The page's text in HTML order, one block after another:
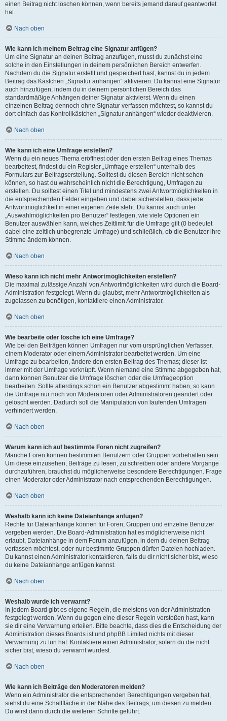
einen Beitrag nicht löschen können, wenn bereits jemand darauf geantwortet
hat.
Nach oben
Wie kann ich meinem Beitrag eine Signatur anfügen?
Um eine Signatur an deinen Beitrag anzufügen, musst du zunächst eine
solche in den Einstellungen in deinem persönlichen Bereich entwerfen.
Nachdem du die Signatur erstellt und gespeichert hast, kannst du in jedem
Beitrag das Kästchen „Signatur anhängen“ aktivieren. Du kannst eine Signatur
auch hinzufügen, indem du in deinem persönlichen Bereich das
standardmäßige Anhängen deiner Signatur aktivierst. Wenn du einen
einzelnen Beitrag dennoch ohne Signatur verfassen möchtest, so kannst du
dort einfach das Kontrollkästchen „Signatur anhängen“ wieder deaktivieren.
Nach oben
Wie kann ich eine Umfrage erstellen?
Wenn du ein neues Thema eröffnest oder den ersten Beitrag eines Themas
bearbeitest, findest du ein Register „Umfrage erstellen“ unterhalb des
Formulars zur Beitragserstellung. Solltest du diesen Bereich nicht sehen
können, so hast du wahrscheinlich nicht die Berechtigung, Umfragen zu
erstellen. Du solltest einen Titel und mindestens zwei Antwortmöglichkeiten in
die entsprechenden Felder eingeben und dabei sicherstellen, dass jede
Antwortmöglichkeit in einer eigenen Zeile steht. Du kannst auch unter
„Auswahlmöglichkeiten pro Benutzer“ festlegen, wie viele Optionen ein
Benutzer auswählen kann, welches Zeitlimit für die Umfrage gilt (0 bedeutet
dabei eine zeitlich unbegrenzte Umfrage) und schließlich, ob die Benutzer ihre
Stimme ändern können.
Nach oben
Wieso kann ich nicht mehr Antwortmöglichkeiten erstellen?
Die maximal zulässige Anzahl von Antwortmöglichkeiten wird durch die Board-
Administration festgelegt. Wenn du glaubst, mehr Antwortmöglichkeiten als
zugelassen zu benötigen, kontaktiere einen Administrator.
Nach oben
Wie bearbeite oder lösche ich eine Umfrage?
Wie bei den Beiträgen können Umfragen nur vom ursprünglichen Verfasser,
einem Moderator oder einem Administrator bearbeitet werden. Um eine
Umfrage zu bearbeiten, ändere den ersten Beitrag des Themas; dieser ist
immer mit der Umfrage verknüpft. Wenn niemand eine Stimme abgegeben hat,
dann können Benutzer die Umfrage löschen oder die Umfrageoption
bearbeiten. Sollte allerdings schon ein Benutzer abgestimmt haben, so kann
die Umfrage nur noch von Moderatoren oder Administratoren geändert oder
gelöscht werden. Dadurch soll die Manipulation von laufenden Umfragen
verhindert werden.
Nach oben
Warum kann ich auf bestimmte Foren nicht zugreifen?
Manche Foren können bestimmten Benutzern oder Gruppen vorbehalten sein.
Um diese einzusehen, Beiträge zu lesen, zu schreiben oder andere Vorgänge
durchzuführen, brauchst du möglicherweise besondere Berechtigungen. Frage
einen Moderator oder Administrator nach entsprechenden Berechtigungen.
Nach oben
Weshalb kann ich keine Dateianhänge anfügen?
Rechte für Dateianhänge können für Foren, Gruppen und einzelne Benutzer
vergeben werden. Die Board-Administration hat es möglicherweise nicht
erlaubt, Dateianhänge in dem Forum anzufügen, in dem du deinen Beitrag
verfassen möchtest, oder nur bestimmte Gruppen dürfen Dateien hochladen.
Du kannst einen Administrator kontaktieren, falls du dir nicht sicher bist, wieso
du keine Dateianhänge anfügen kannst.
Nach oben
Weshalb wurde ich verwarnt?
In jedem Board gibt es eigene Regeln, die meistens von der Administration
festgelegt werden. Wenn du gegen eine dieser Regeln verstoßen hast, kann
sie dir eine Verwarnung erteilen. Bitte beachte, dass dies die Entscheidung der
Administration dieses Boards ist und phpBB Limited nichts mit dieser
Verwarnung zu tun hat. Kontaktiere einen Administrator, sofern du die nicht
sicher bist, wieso du verwarnt wurdest.
Nach oben
Wie kann ich Beiträge den Moderatoren melden?
Wenn ein Administrator die entsprechenden Berechtigungen vergeben hat,
siehst du eine Schaltfläche in der Nähe des Beitrags, um diesen zu melden.
Du wirst dann durch die weiteren Schritte geführt.